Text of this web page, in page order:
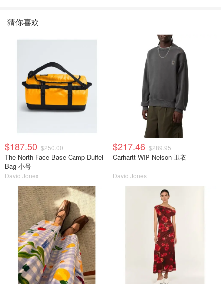
猜你喜欢
$187.50 $250.00
The North Face Base Camp Duffel
Bag 小号
David Jones
$217.46 $289.95
Carhartt WIP Nelson 卫衣
David Jones